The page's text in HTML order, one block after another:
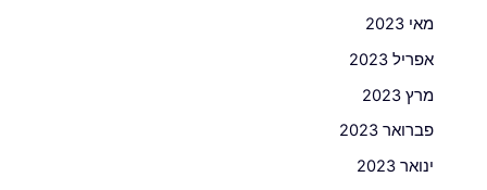
מאי 2023
אפריל 2023
מרץ 2023
פברואר 2023
ינואר 2023